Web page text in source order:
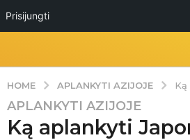
Prisijungti
HOME APLANKYTI AZIJOJE
7
m
APLANKYTI AZIJOJE
Ką aplankyti